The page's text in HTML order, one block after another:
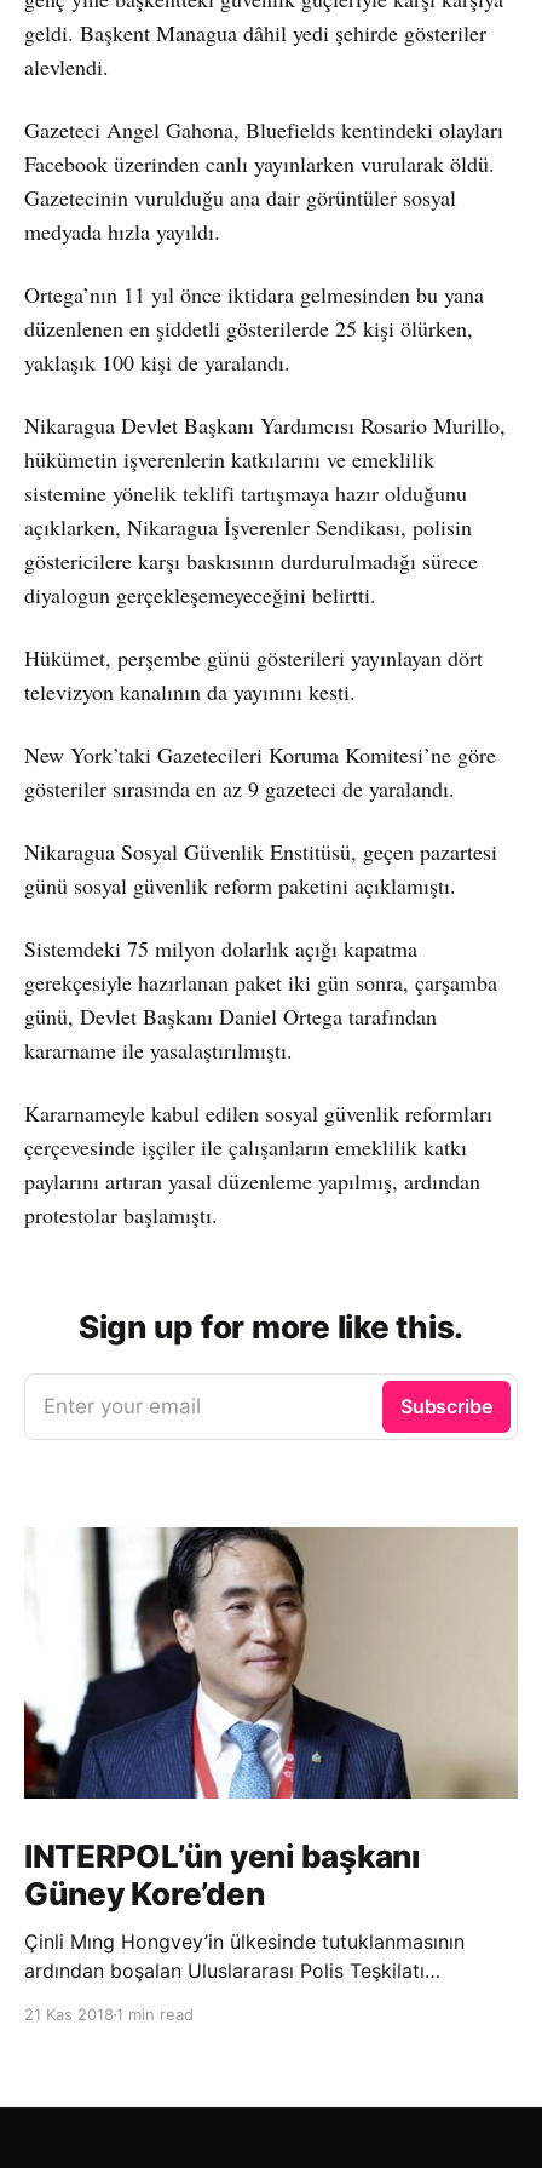
geldi. Başkent Managua dâhil yedi şehirde gösteriler
alevlendi.
Gazeteci Angel Gahona, Bluefields kentindeki olayları
Facebook üzerinden canlı yayınlarken vurularak öldü.
Gazetecinin vurulduğu ana dair görüntüler sosyal
medyada hızla yayıldı.
Ortega’nın 11 yıl önce iktidara gelmesinden bu yana
düzenlenen en şiddetli gösterilerde 25 kişi ölürken,
yaklaşık 100 kişi de yaralandı.
Nikaragua Devlet Başkanı Yardımcısı Rosario Murillo,
hükümetin işverenlerin katkılarını ve emeklilik
sistemine yönelik teklifi tartışmaya hazır olduğunu
açıklarken, Nikaragua İşverenler Sendikası, polisin
göstericilere karşı baskısının durdurulmadığı sürece
diyalogun gerçekleşemeyeceğini belirtti.
Hükümet, perşembe günü gösterileri yayınlayan dört
televizyon kanalının da yayınını kesti.
New York’taki Gazetecileri Koruma Komitesi’ne göre
gösteriler sırasında en az 9 gazeteci de yaralandı.
Nikaragua Sosyal Güvenlik Enstitüsü, geçen pazartesi
günü sosyal güvenlik reform paketini açıklamıştı.
Sistemdeki 75 milyon dolarlık açığı kapatma
gerekçesiyle hazırlanan paket iki gün sonra, çarşamba
günü, Devlet Başkanı Daniel Ortega tarafından
kararname ile yasalaştırılmıştı.
Kararnameyle kabul edilen sosyal güvenlik reformları
çerçevesinde işçiler ile çalışanların emeklilik katkı
paylarını artıran yasal düzenleme yapılmış, ardından
protestolar başlamıştı.
Sign up for more like this.
Enter your email Subscribe
INTERPOL’ün yeni başkanı
Güney Kore’den
Çinli Mıng Hongvey’in ülkesinde tutuklanmasının
ardından boşalan Uluslararası Polis Teşkilatı
21 Kas 2018 1 min read